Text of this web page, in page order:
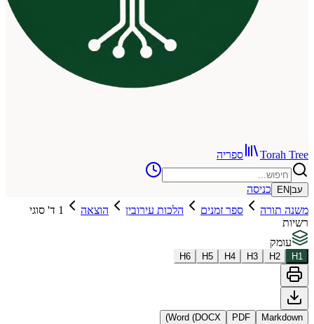
ספריה
כניסה
ספר זמנים הלכות עירובין הוצאה 1 ד' סוגי
H3
H4
H5
H6
PDF
Word (DOCX)